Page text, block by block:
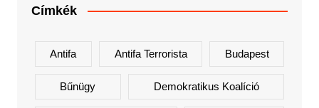
Címkék
Antifa Antifa Terrorista Budapest
Bűnügy Demokratikus Koalíció